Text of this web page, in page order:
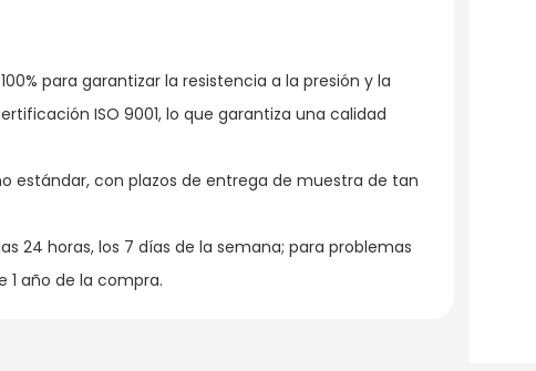
para garantizar la resistencia a la presión y la
ISO 9001, lo que garantiza una calidad
estándar, con plazos de entrega de muestra de tan
24 horas, los 7 días de la semana; para problemas
1 año de la compra.